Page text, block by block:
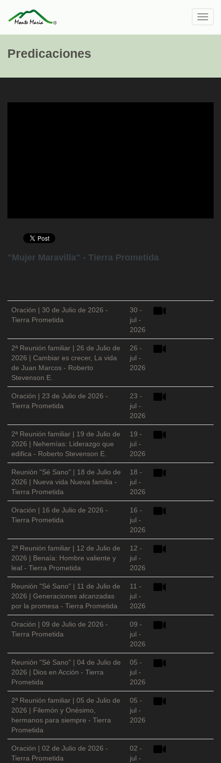
Predicaciones
"Mujer Maravilla" - Tierra Prometida
Oración | 30 de Julio de 2026 -
Tierra Prometida
30 -
jul -
2026
2ª Reunión familiar | 26 de Julio de
2026 | Cambiar es crecer, La vida
de Juan Marcos - Roberto
Stevenson E.
26 -
jul -
2026
Oración | 23 de Julio de 2026 -
Tierra Prometida
23 -
jul -
2026
2ª Reunión familiar | 19 de Julio de
2026 | Nehemías: Liderazgo que
edifica - Roberto Stevenson E.
19 -
jul -
2026
Reunión "Sé Sano" | 18 de Julio de
2026 | Nueva vida Nueva familia -
Tierra Prometida
18 -
jul -
2026
Oración | 16 de Julio de 2026 -
Tierra Prometida
16 -
jul -
2026
2ª Reunión familiar | 12 de Julio de
2026 | Benaía: Hombre valiente y
leal - Tierra Prometida
12 -
jul -
2026
Reunión "Sé Sano" | 11 de Julio de
2026 | Generaciones alcanzadas
por la promesa - Tierra Prometida
11 -
jul -
2026
Oración | 09 de Julio de 2026 -
Tierra Prometida
09 -
jul -
2026
Reunión "Sé Sano" | 04 de Julio de
2026 | Dios en Acción - Tierra
Prometida
05 -
jul -
2026
2ª Reunión familiar | 05 de Julio de
2026 | Filemón y Onésimo,
hermanos para siempre - Tierra
Prometida
05 -
jul -
2026
Oración | 02 de Julio de 2026 -
Tierra Prometida
02 -
jul -